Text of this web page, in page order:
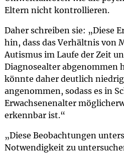
Eltern nicht kontrollieren.
Daher schreiben sie: „Diese
hin, dass das Verhältnis von
Autismus im Laufe der Zeit
Diagnosealter abgenommen
könnte daher deutlich
angenommen, sodass es in
Erwachsenenalter
erkennbar ist.“
„Diese Beobachtungen
Notwendigkeit zu